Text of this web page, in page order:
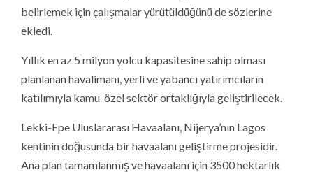
belirlemek için çalışmalar yürütüldüğünü de sözlerine
ekledi.
Yıllık en az 5 milyon yolcu kapasitesine sahip olması
planlanan havalimanı, yerli ve yabancı yatırımcıların
katılımıyla kamu-özel sektör ortaklığıyla geliştirilecek.
Lekki-Epe Uluslararası Havaalanı, Nijerya’nın Lagos
kentinin doğusunda bir havaalanı geliştirme projesidir.
Ana plan tamamlanmış ve havaalanı için 3500 hektarlık